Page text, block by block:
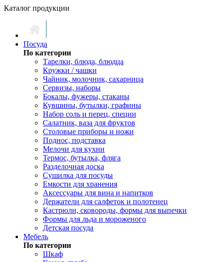
Каталог продукции
Посуда
По категории
Тарелки, блюда, блюдца
Кружки / чашки
Чайник, молочник, сахарница
Сервизы, наборы
Бокалы, фужеры, стаканы
Кувшины, бутылки, графины
Набор соль и перец, специи
Салатник, ваза для фруктов
Столовые приборы и ножи
Поднос, подставка
Мелочи для кухни
Термос, бутылка, фляга
Разделочная доска
Сушилка для посуды
Емкости для хранения
Аксессуары для вина и напитков
Держатели для салфеток и полотенец
Кастрюли, сковороды, формы для выпечки
Формы для льда и мороженого
Детская посуда
Мебель
По категории
Шкаф